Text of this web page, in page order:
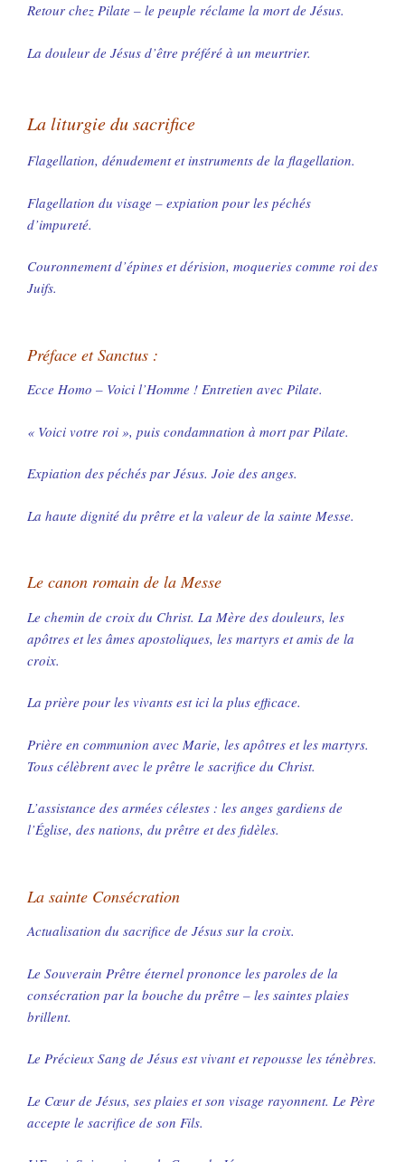
Retour chez Pilate – le peuple réclame la mort de Jésus.
La douleur de Jésus d’être préféré à un meurtrier.
La liturgie du sacrifice
Flagellation, dénudement et instruments de la flagellation.
Flagellation du visage – expiation pour les péchés
d’impureté.
Couronnement d’épines et dérision, moqueries comme roi des
Juifs.
Préface et Sanctus :
Ecce Homo – Voici l’Homme ! Entretien avec Pilate.
« Voici votre roi », puis condamnation à mort par Pilate.
Expiation des péchés par Jésus. Joie des anges.
La haute dignité du prêtre et la valeur de la sainte Messe.
Le canon romain de la Messe
Le chemin de croix du Christ. La Mère des douleurs, les
apôtres et les âmes apostoliques, les martyrs et amis de la
croix.
La prière pour les vivants est ici la plus efficace.
Prière en communion avec Marie, les apôtres et les martyrs.
Tous célèbrent avec le prêtre le sacrifice du Christ.
L’assistance des armées célestes : les anges gardiens de
l’Église, des nations, du prêtre et des fidèles.
La sainte Consécration
Actualisation du sacrifice de Jésus sur la croix.
Le Souverain Prêtre éternel prononce les paroles de la
consécration par la bouche du prêtre – les saintes plaies
brillent.
Le Précieux Sang de Jésus est vivant et repousse les ténèbres.
Le Cœur de Jésus, ses plaies et son visage rayonnent. Le Père
accepte le sacrifice de son Fils.